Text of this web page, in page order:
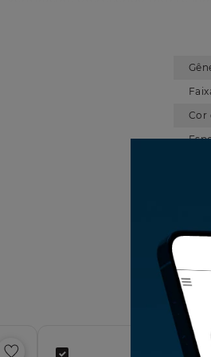
lingueta acolchoada e bem
confiável em diferentes tipos de
escolha ideal para corredores
Cor